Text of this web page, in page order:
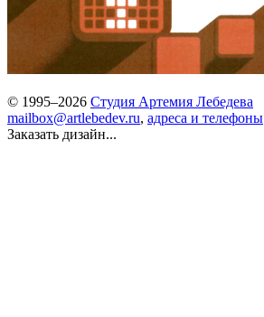
© 1995–2026 Студия Артемия Лебедева
mailbox@artlebedev.ru, адреса и телефоны
Заказать дизайн...